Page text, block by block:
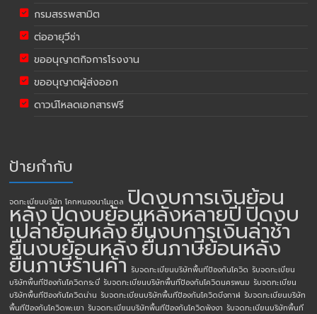
กรมสรรพสามิต
ต่ออายุวีซ่า
ขออนุญาตกิจการโรงงาน
ขออนุญาตผู้ส่งออก
ดาวน์โหลดเอกสารฟรี
ป้ายกำกับ
จดทะเบียนบริษัท โคกหนองนาโมเดล ปิดงบการเงินย้อน
หลังปิดงบย้อนหลังหลายปีปิดงบ
เปล่าย้อนหลังยื่นงบการเงินล่าช้า
ยื่นงบย้อนหลังยื่นภาษีย้อนหลัง
ยื่นภาษีร้านค้า รับจดทะเบียนบริษัทพื้นทีป้องกันโควิด รับจดทะเบียน
บริษัทพื้นทีป้องกันโควิดกระบี่ รับจดทะเบียนบริษัทพื้นทีป้องกันโควิดนครพนม รับจดทะเบียน
บริษัทพื้นทีป้องกันโควิดน่าน รับจดทะเบียนบริษัทพื้นทีป้องกันโควิดบึงกาฬ รับจดทะเบียนบริษัท
พื้นทีป้องกันโควิดพะเยา รับจดทะเบียนบริษัทพื้นทีป้องกันโควิดพังงา รับจดทะเบียนบริษัทพื้นที